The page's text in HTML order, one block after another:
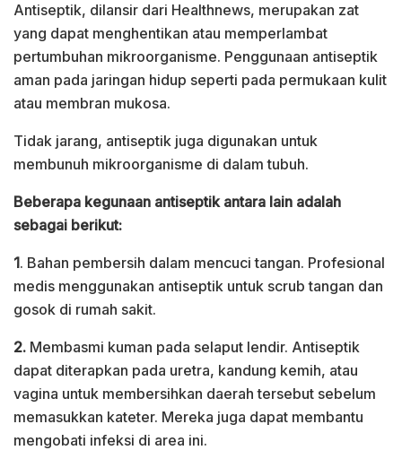
Antiseptik, dilansir dari Healthnews, merupakan zat
yang dapat menghentikan atau memperlambat
pertumbuhan mikroorganisme. Penggunaan antiseptik
aman pada jaringan hidup seperti pada permukaan kulit
atau membran mukosa.
Tidak jarang, antiseptik juga digunakan untuk
membunuh mikroorganisme di dalam tubuh.
Beberapa kegunaan antiseptik antara lain adalah
sebagai berikut:
1. Bahan pembersih dalam mencuci tangan. Profesional
medis menggunakan antiseptik untuk scrub tangan dan
gosok di rumah sakit.
2. Membasmi kuman pada selaput lendir. Antiseptik
dapat diterapkan pada uretra, kandung kemih, atau
vagina untuk membersihkan daerah tersebut sebelum
memasukkan kateter. Mereka juga dapat membantu
mengobati infeksi di area ini.